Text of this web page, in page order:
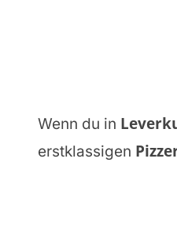
Wenn du in
erstklassigen